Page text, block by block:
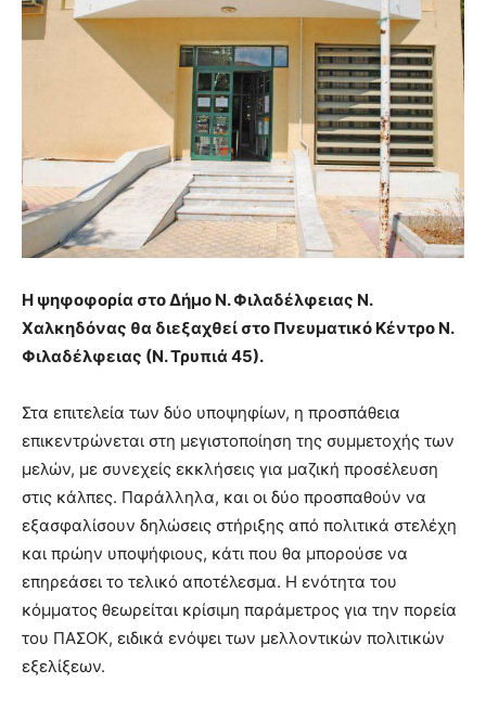
Η ψηφοφορία στο Δήμο Ν. Φιλαδέλφειας Ν.
Χαλκηδόνας θα διεξαχθεί στο Πνευματικό Κέντρο Ν.
Φιλαδέλφειας (Ν. Τρυπιά 45).
Στα επιτελεία των δύο υποψηφίων, η προσπάθεια
επικεντρώνεται στη μεγιστοποίηση της συμμετοχής των
μελών, με συνεχείς εκκλήσεις για μαζική προσέλευση
στις κάλπες. Παράλληλα, και οι δύο προσπαθούν να
εξασφαλίσουν δηλώσεις στήριξης από πολιτικά στελέχη
και πρώην υποψήφιους, κάτι που θα μπορούσε να
επηρεάσει το τελικό αποτέλεσμα. Η ενότητα του
κόμματος θεωρείται κρίσιμη παράμετρος για την πορεία
του ΠΑΣΟΚ, ειδικά ενόψει των μελλοντικών πολιτικών
εξελίξεων.